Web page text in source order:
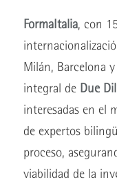
FormaItalia, con
Milán, Barcelona
integral de Due
interesadas en el
de expertos
proceso,
viabilidad de la